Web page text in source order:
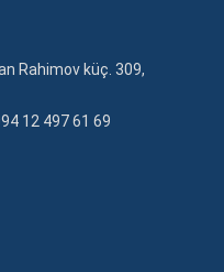
Rahimov küç. 309,
12 497 61 69